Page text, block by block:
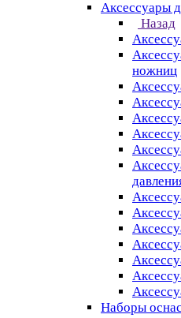
Аксессуары
Назад
ножниц
Наборы